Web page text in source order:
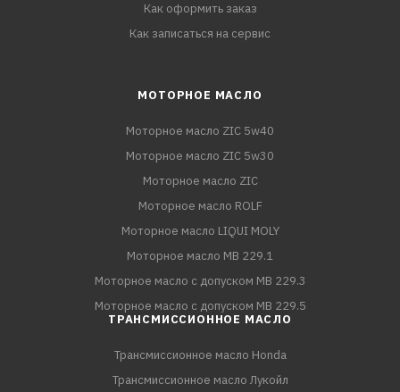
Как оформить заказ
Как записаться на сервис
МОТОРНОЕ МАСЛО
Моторное масло ZIC 5w40
Моторное масло ZIC 5w30
Моторное масло ZIC
Моторное масло ROLF
Моторное масло LIQUI MOLY
Моторное масло MB 229.1
Моторное масло с допуском MB 229.3
Моторное масло с допуском MB 229.5
ТРАНСМИССИОННОЕ МАСЛО
Трансмиссионное масло Honda
Трансмиссионное масло Лукойл